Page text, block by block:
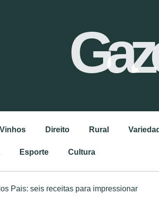
Vinhos Direito Rural
Esporte Cultura
Pais: seis receitas para impressionar